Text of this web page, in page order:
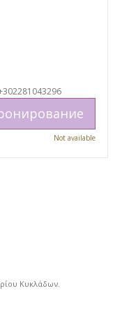
Not available
Κυκλάδων.